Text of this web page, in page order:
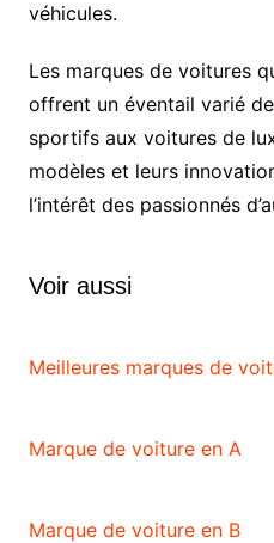
véhicules.
Les marques de voitures
offrent un éventail varié
sportifs aux voitures de
modèles et leurs
l’intérêt des passionnés
Voir aussi
Meilleures marques de
Marque de voiture en A
Marque de voiture en B